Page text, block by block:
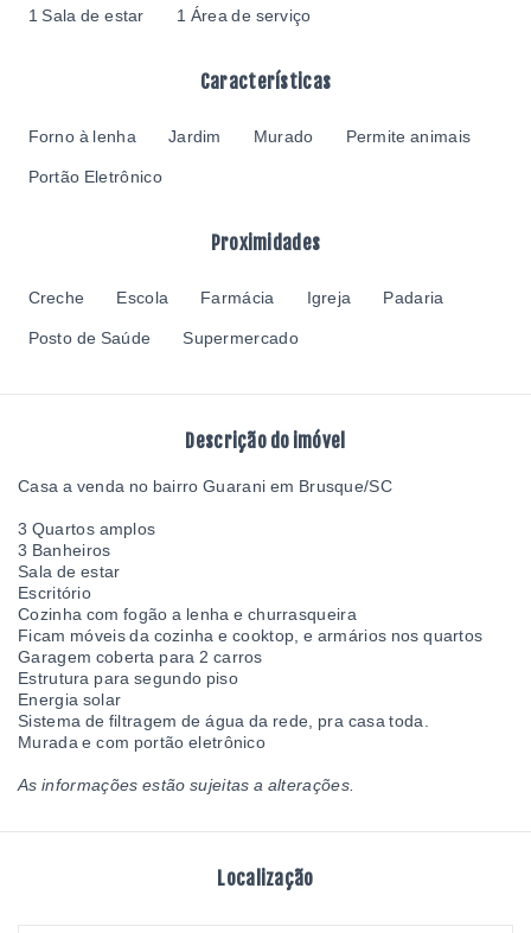
1 Sala de estar 1 Área de serviço
Características
Forno à lenha Jardim Murado Permite animais
Portão Eletrônico
Proximidades
Creche Escola Farmácia Igreja Padaria
Posto de Saúde Supermercado
Descrição do imóvel
Casa a venda no bairro Guarani em Brusque/SC
3 Quartos amplos
3 Banheiros
Sala de estar
Escritório
Cozinha com fogão a lenha e churrasqueira
Ficam móveis da cozinha e cooktop, e armários nos quartos
Garagem coberta para 2 carros
Estrutura para segundo piso
Energia solar
Sistema de filtragem de água da rede, pra casa toda.
Murada e com portão eletrônico
As informações estão sujeitas a alterações.
Localização